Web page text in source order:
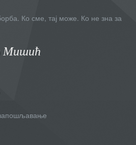
Ко сме, тај може. Ко не зна за
Мишић